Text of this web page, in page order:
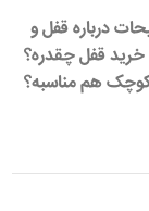
درباره قفل و
خرید قفل چقدره؟
هم مناسبه؟